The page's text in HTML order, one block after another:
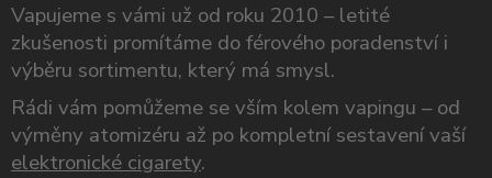
Vapujeme s vámi už od roku 2010 – letité
zkušenosti promítáme do férového poradenství i
výběru sortimentu, který má smysl.
Rádi vám pomůžeme se vším kolem vapingu – od
výměny atomizéru až po kompletní sestavení vaší
elektronické cigarety.